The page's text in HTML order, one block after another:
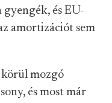
gyengék, és EU-
amortizációt sem
körül mozgó
és most már